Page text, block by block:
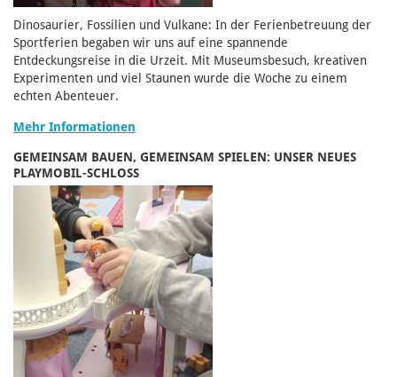
Dinosaurier, Fossilien und Vulkane: In der Ferienbetreuung der
Sportferien begaben wir uns auf eine spannende
Entdeckungsreise in die Urzeit. Mit Museumsbesuch, kreativen
Experimenten und viel Staunen wurde die Woche zu einem
echten Abenteuer.
Mehr Informationen
GEMEINSAM BAUEN, GEMEINSAM SPIELEN: UNSER NEUES
PLAYMOBIL-SCHLOSS